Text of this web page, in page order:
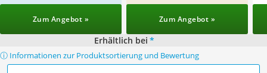
Zum Angebot » Zum Angebot »
Erhältlich bei *
ⓘ Informationen zur Produktsortierung und Bewertung